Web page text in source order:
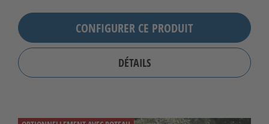
CONFIGURER CE PRODUIT
DÉTAILS